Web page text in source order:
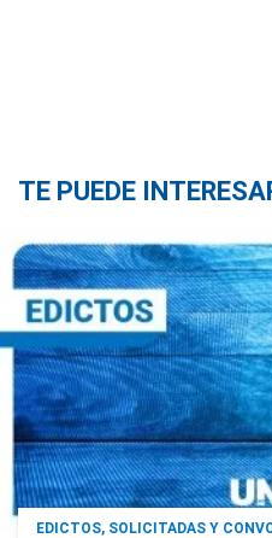
TE PUEDE
EDICTOS, SOLICITADAS Y